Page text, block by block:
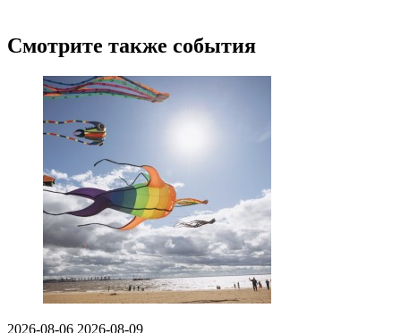
Смотрите также события
2026-08-06 2026-08-09